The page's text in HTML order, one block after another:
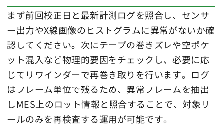
まず前回校正日と最新計測ログを照合し、センサ
ー出力やX線画像のヒストグラムに異常がないか確
認してください。次にテープの巻きズレや空ポケ
ット混入など物理的要因をチェックし、必要に応
じてリワインダーで再巻き取りを行います。ログ
はフレーム単位で残るため、異常フレームを抽出
しMES上のロット情報と照合することで、対象リ
ールのみを再検査する運用が可能です。